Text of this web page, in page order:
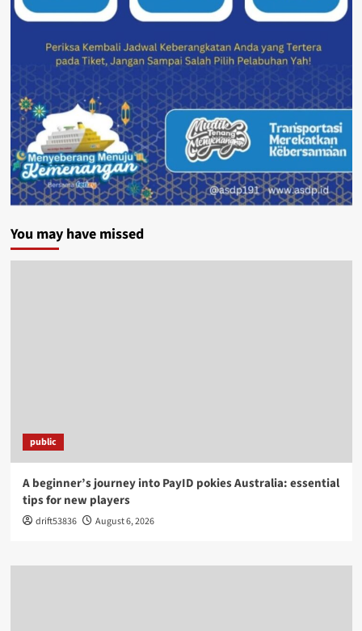
You may have missed
public
A beginner’s journey into PayID pokies Australia: essential
tips for new players
drift53836 August 6, 2026